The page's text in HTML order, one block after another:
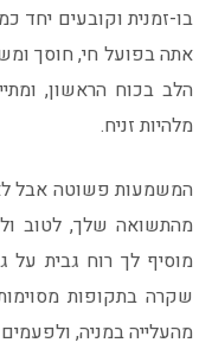
בו-זמנית וקובעים
אתה בפועל חי, חוסך
הלב בכוח הראשון,
מלהיות זניח.
המשמעות פשוטה אבל
מהתשואה שלך, לטוב
מוסיף לך רוח גבית
שקרה בתקופות
מהעלייה במניה,